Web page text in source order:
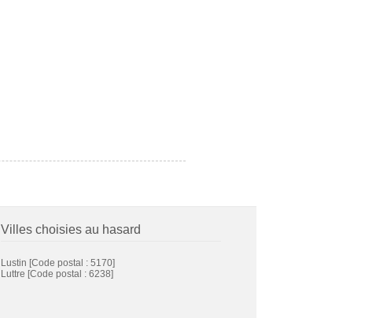
Villes choisies au hasard
Lustin [Code postal : 5170]
Luttre [Code postal : 6238]